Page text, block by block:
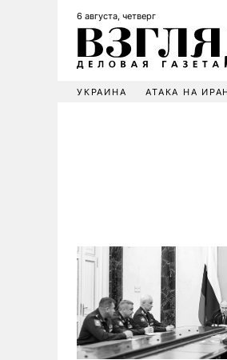
6 августа, четверг
УКРАИНА АТАКА НА